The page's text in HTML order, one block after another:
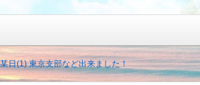
日(1) 東京支部など出来ました！